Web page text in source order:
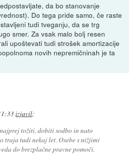
da bo stanovanje
Do tega pride samo, če raste
tudi tveganju, da se trg
smer. Za vsak malo bolj resen
upoštevati tudi strošek amortizacije
novih nepremičninah je ta
izjavil:
tožiti, dobiti sodbo in nato
traja tudi nekaj let. Osebe s nižjimi
do brezplačne pravne pomoči.